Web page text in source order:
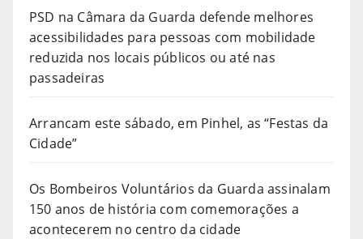
PSD na Câmara da Guarda defende melhores
acessibilidades para pessoas com mobilidade
reduzida nos locais públicos ou até nas
passadeiras
Arrancam este sábado, em Pinhel, as “Festas da
Cidade”
Os Bombeiros Voluntários da Guarda assinalam
150 anos de história com comemorações a
acontecerem no centro da cidade